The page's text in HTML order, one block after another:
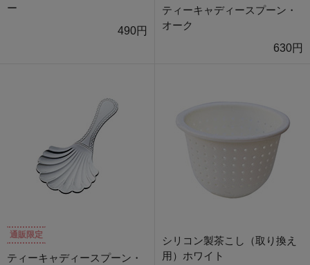
ー
490円
ティーキャディースプーン・
オーク
630円
通販限定
ティーキャディースプーン・
シリコン製茶こし（取り換え
用）ホワイト